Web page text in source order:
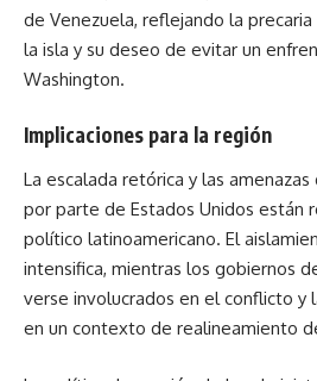
de Venezuela, reflejando la
la isla y su deseo de evitar un
Washington.
Implicaciones para la región
La escalada retórica y las
por parte de Estados Unidos están
político latinoamericano. El
intensifica, mientras los gobiernos
verse involucrados en el conflicto y
en un contexto de realineamiento